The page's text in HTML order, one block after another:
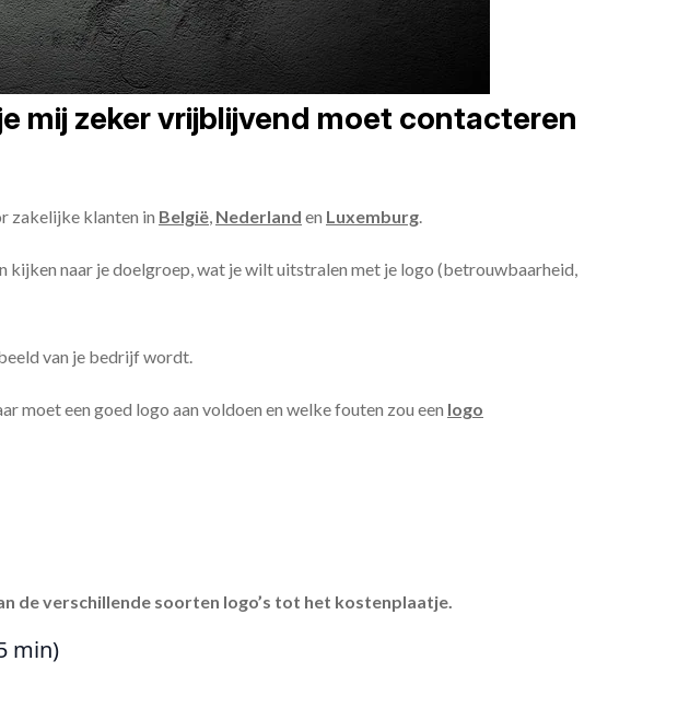
mij zeker vrijblijvend moet contacteren
zakelijke klanten in België, Nederland en Luxemburg.
kijken naar je doelgroep, wat je wilt uitstralen met je logo (betrouwbaarheid,
van je bedrijf wordt.
moet een goed logo aan voldoen en welke fouten zou een logo
de verschillende soorten logo’s tot het kostenplaatje.
min)